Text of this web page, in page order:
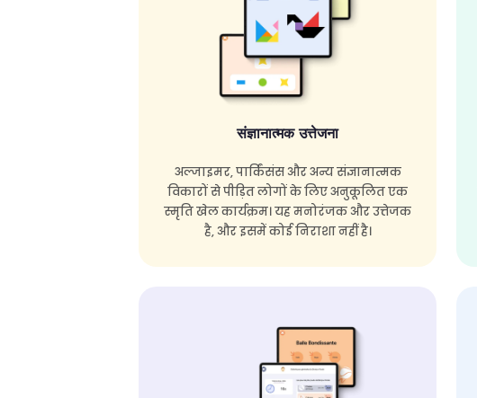
संज्ञानात्मक उत्तेजना
अल्जाइमर, पार्किंसंस और अन्य संज्ञानात्मक
विकारों से पीड़ित लोगों के लिए अनुकूलित एक
स्मृति खेल कार्यक्रम। यह मनोरंजक और उत्तेजक
है, और इसमें कोई निराशा नहीं है।